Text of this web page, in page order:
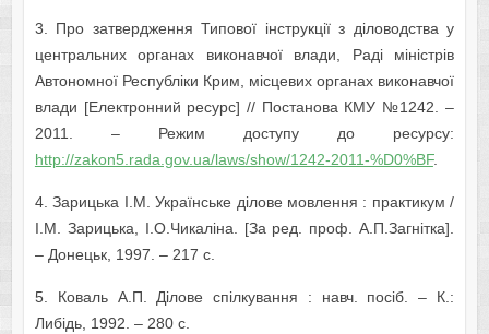
3. Про затвердження Типової інструкції з діловодства у
центральних органах виконавчої влади, Раді міністрів
Автономної Республіки Крим, місцевих органах виконавчої
влади [Електронний ресурс] // Постанова КМУ №1242. –
2011. – Режим доступу до ресурсу:
http://zakon5.rada.gov.ua/laws/show/1242-2011-%D0%BF.
4. Зарицька І.М. Українське ділове мовлення : практикум /
І.М. Зарицька, І.О.Чикаліна. [За ред. проф. А.П.Загнітка].
– Донецьк, 1997. – 217 с.
5. Коваль А.П. Ділове спілкування : навч. посіб. – К.:
Либідь, 1992. – 280 с.